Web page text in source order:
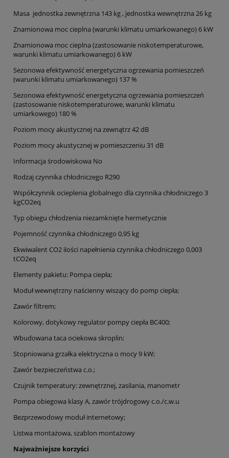
Masa jednostka zewnętrzna 143 kg , jednostka wewnętrzna 26 kg
Znamionowa moc cieplna (warunki klimatu umiarkowanego) 6 kW
Znamionowa moc cieplna (zastosowanie niskotemperaturowe,
warunki klimatu umiarkowanego) 6 kW
Sezonowa efektywność energetyczna ogrzewania pomieszczeń
(warunki klimatu umiarkowanego) 137 %
Sezonowa efektywność energetyczna ogrzewania pomieszczeń
(zastosowanie niskotemperaturowe, warunki klimatu
umiarkowego) 180 %
Poziom mocy akustycznej na zewnątrz 42 dB
Poziom mocy akustycznej w pomieszczeniu 31 dB
Informacja środowiskowa No
Rodzaj czynnika chłodniczego R290
Współczynnik ocieplenia globalnego dla czynnika chłodniczego 3
kgCO2eq
Typ obiegu chłodzenia niezamknięte hermetycznie
Pojemność czynnika chłodniczego 0,95 kg
Ekwiwalent CO2 ilości napełnienia czynnika chłodniczego 0,003
tCO2eq
Elementy pakietu: Pompa ciepła;
Moduł wewnętrzny naścienny wiszący do pomp ciepła;
Zawór filtrem;
Kolorowy, dotykowy regulator pompy ciepła BC400;
Wbudowana taca ociekowa skroplin;
Stopniowana grzałka elektryczna o mocy 9 kW;
Zawór bezpieczeństwa c.o.;
Czujnik temperatury: zewnętrznej, zasilania, manometr
Pompa obiegowa klasy A, zawór trójdrogowy c.o./c.w.u
Bezprzewodowy moduł internetowy;
Listwa montażowa, szablon montażowy
Najważniejsze korzyści